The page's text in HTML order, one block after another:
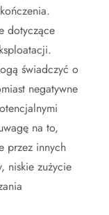
dotyczące
świadczyć o
negatywne
na to,
przez innych
niskie zużycie